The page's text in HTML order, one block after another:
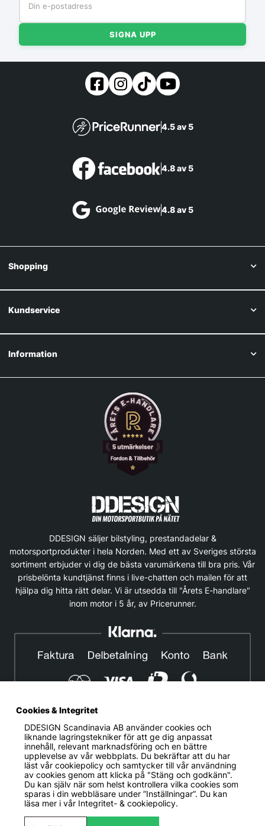
SIGNA UPP
4.5 av 5
4.8 av 5
4.8 av 5
Shopping
Kundservice
Information
DDESIGN säljer bilstyling, prestandadelar &
motorsportprodukter i hela Norden. Med ett av Sveriges största
sortiment erbjuder vi dig de bästa varumärkena till bra pris. Vår
prisbelönta kundtjänst finns i live-chatten och mailen för att
hjälpa dig hitta rätt delar. Vi är utsedda till "Årets E-handlare"
inom motor i 5 år, av Pricerunner.
© DDESIGN. Alla rättigheter reserverade.
Om oss|Privacy policy|Cookiepolicy|Köp- och
leveransvillkor
Telefonnummer: 019-507 40 01
Helgfria vardagar 10:00-12:00
DDESIGN Scandinavia AB Organisationsnummer:
Cookies & Integritet
DDESIGN Scandinavia ABanvänder cookies och
liknande lagringstekniker för att ge dig anpassat
innehåll, relevant marknadsföring och en bättre
upplevelse av vår webbplats. Du bekräftar att du har
läst vår cookiepolicy och samtycker till vår användning
av cookies genom att klicka på "Stäng och godkänn".
Du kan själv när som helst kontrollera vilka cookies som
sparas i din webbläsare under ”Inställningar”. Du kan
läsa mer i vår Integritet- & cookiepolicy.